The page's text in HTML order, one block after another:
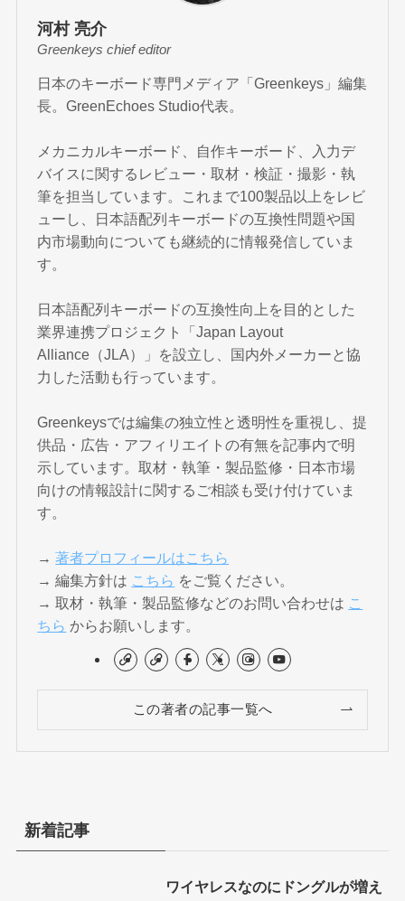
河村 亮介
Greenkeys chief editor
日本のキーボード専門メディア「Greenkeys」編集
長。GreenEchoes Studio代表。
メカニカルキーボード、自作キーボード、入力デ
バイスに関するレビュー・取材・検証・撮影・執
筆を担当しています。これまで100製品以上をレビ
ューし、日本語配列キーボードの互換性問題や国
内市場動向についても継続的に情報発信していま
す。
日本語配列キーボードの互換性向上を目的とした
業界連携プロジェクト「Japan Layout
Alliance（JLA）」を設立し、国内外メーカーと協
力した活動も行っています。
Greenkeysでは編集の独立性と透明性を重視し、提
供品・広告・アフィリエイトの有無を記事内で明
示しています。取材・執筆・製品監修・日本市場
向けの情報設計に関するご相談も受け付けていま
す。
→著者プロフィールはこちら
→ 編集方針は こちら をご覧ください。
→ 取材・執筆・製品監修などのお問い合わせは こ
ちら からお願いします。
この著者の記事一覧へ
新着記事
ワイヤレスなのにドングルが増え